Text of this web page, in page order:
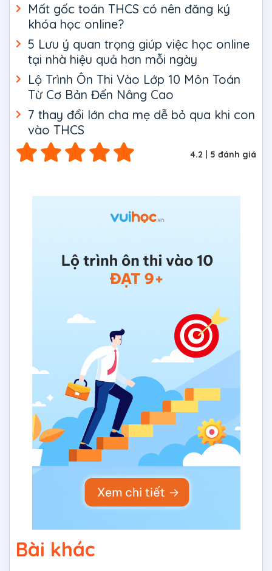
Mất gốc toán THCS có nên đăng ký
khóa học online?
5 Lưu ý quan trọng giúp việc học online
tại nhà hiệu quả hơn mỗi ngày
Lộ Trình Ôn Thi Vào Lớp 10 Môn Toán
Từ Cơ Bản Đến Nâng Cao
7 thay đổi lớn cha mẹ dễ bỏ qua khi con
vào THCS
4.2 | 5 đánh giá
Bài khác